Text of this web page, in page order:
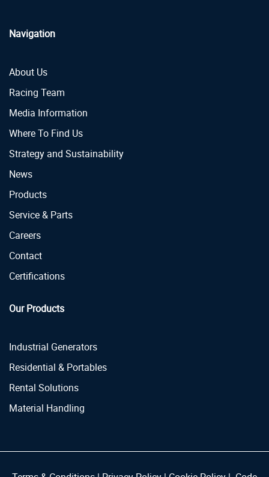
Navigation
About Us
Racing Team
Media Information
Where To Find Us
Strategy and Sustainability
News
Products
Service & Parts
Careers
Contact
Certifications
Our Products
Industrial Generators
Residential & Portables
Rental Solutions
Material Handling